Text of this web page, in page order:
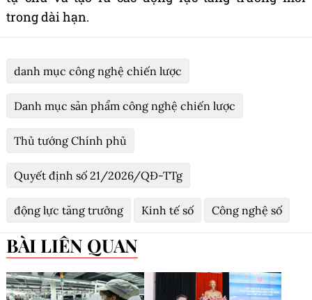
trong dài hạn.
danh mục công nghệ chiến lược
Danh mục sản phẩm công nghệ chiến lược
Thủ tướng Chính phủ
Quyết định số 21/2026/QĐ-TTg
động lực tăng trưởng Kinh tế số Công nghệ số
BÀI LIÊN QUAN